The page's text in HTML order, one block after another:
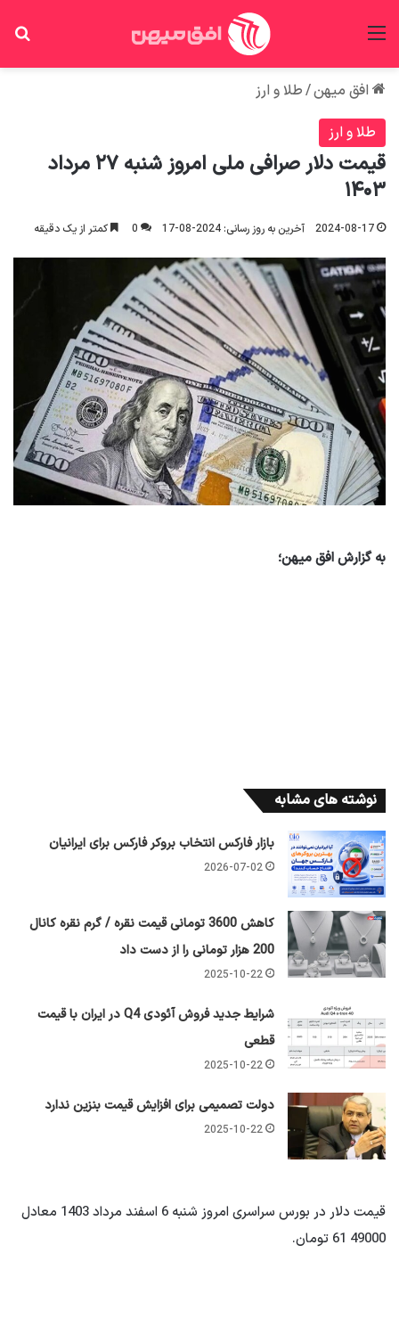
افق میهن/طلا و ارز
طلا و ارز
قیمت دلار صرافی ملی امروز شنبه ۲۷ مرداد
۱۴۰۳
2024-08-17 آخرین به روز رسانی: 2024-08-17 0 کمتر از یک دقیقه
به گزارش افق میهن؛
نوشته های مشابه
بازار فارکس انتخاب بروکر فارکس برای ایرانیان
2026-07-02
کاهش 3600 تومانی قیمت نقره / گرم نقره کانال
200 هزار تومانی را از دست داد
2025-10-22
شرایط جدید فروش آئودی Q4 در ایران با قیمت
قطعی
2025-10-22
دولت تصمیمی برای افزایش قیمت بنزین ندارد
2025-10-22
قیمت دلار در بورس سراسری امروز شنبه 6 اسفند مرداد 1403 معادل
49000 61 تومان.